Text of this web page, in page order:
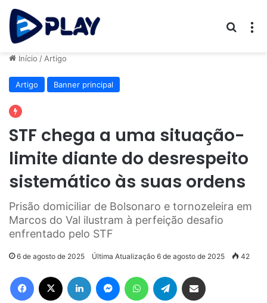
Início / Artigo
Artigo Banner principal
STF chega a uma situação-
limite diante do desrespeito
sistemático às suas ordens
Prisão domiciliar de Bolsonaro e tornozeleira em
Marcos do Val ilustram à perfeição desafio
enfrentado pelo STF
6 de agosto de 2025 Última Atualização 6 de agosto de 2025 42
Facebook Linkedin MessengerWhatsAppTelegram